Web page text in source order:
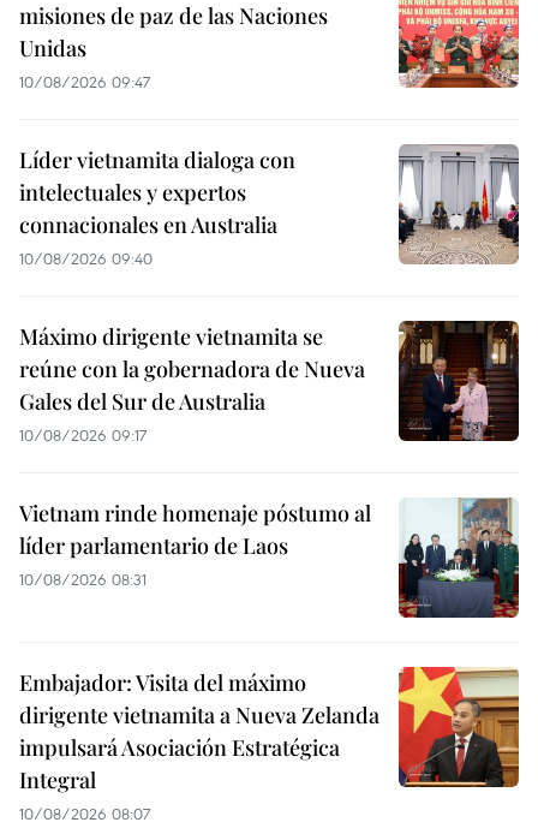
misiones de paz de las Naciones
Unidas
10/08/2026 09:47
Líder vietnamita dialoga con
intelectuales y expertos
connacionales en Australia
10/08/2026 09:40
Máximo dirigente vietnamita se
reúne con la gobernadora de Nueva
Gales del Sur de Australia
10/08/2026 09:17
Vietnam rinde homenaje póstumo al
líder parlamentario de Laos
10/08/2026 08:31
Embajador: Visita del máximo
dirigente vietnamita a Nueva Zelanda
impulsará Asociación Estratégica
Integral
10/08/2026 08:07